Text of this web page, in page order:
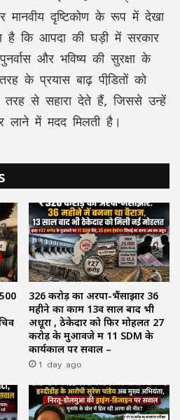
दृष्टिकोण के रूप में देखा
है कि आपदा की घड़ी में सरकार
और भविष्य की सुरक्षा के
के प्रयास बाढ़ पीडि़तों को
तरह से सहारा देते हैं, जिससे उन्हें
लाने में मदद मिलती है।
₹326 करोड़ का अरपा-भैंसाझार 36
महीने का काम 13वें साल बाद भी
अधूरा , ठेकेदार को फिर मोहलत ₹27
करोड़ के मुआवजे में 11 SDM के
कार्यकाल पर सवाल –
1 day ago